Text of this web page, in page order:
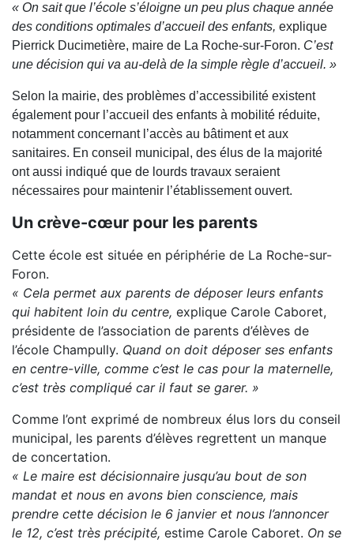
« On sait que l’école s’éloigne un peu plus chaque année
des conditions optimales d’accueil des enfants, explique
Pierrick Ducimetière, maire de La Roche-sur-Foron. C’est
une décision qui va au-delà de la simple règle d’accueil. »
Selon la mairie, des problèmes d’accessibilité existent
également pour l’accueil des enfants à mobilité réduite,
notamment concernant l’accès au bâtiment et aux
sanitaires. En conseil municipal, des élus de la majorité
ont aussi indiqué que de lourds travaux seraient
nécessaires pour maintenir l’établissement ouvert.
Un crève-cœur pour les parents
Cette école est située en périphérie de La Roche-sur-
Foron.
« Cela permet aux parents de déposer leurs enfants
qui habitent loin du centre, explique Carole Caboret,
présidente de l’association de parents d’élèves de
l’école Champully. Quand on doit déposer ses enfants
en centre-ville, comme c’est le cas pour la maternelle,
c’est très compliqué car il faut se garer. »
Comme l’ont exprimé de nombreux élus lors du conseil
municipal, les parents d’élèves regrettent un manque
de concertation.
« Le maire est décisionnaire jusqu’au bout de son
mandat et nous en avons bien conscience, mais
prendre cette décision le 6 janvier et nous l’annoncer
le 12, c’est très précipité, estime Carole Caboret. On se